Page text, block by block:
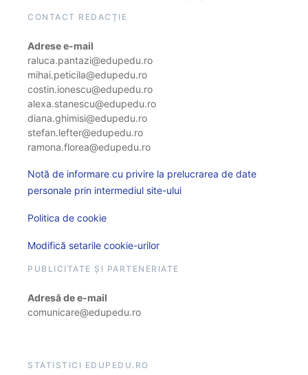
CONTACT REDACȚIE
Adrese e-mail
raluca.pantazi@edupedu.ro
mihai.peticila@edupedu.ro
costin.ionescu@edupedu.ro
alexa.stanescu@edupedu.ro
diana.ghimisi@edupedu.ro
stefan.lefter@edupedu.ro
ramona.florea@edupedu.ro
Notă de informare cu privire la prelucrarea de date
personale prin intermediul site-ului
Politica de cookie
Modifică setarile cookie-urilor
PUBLICITATE ȘI PARTENERIATE
Adresă de e-mail
comunicare@edupedu.ro
STATISTICI EDUPEDU.RO